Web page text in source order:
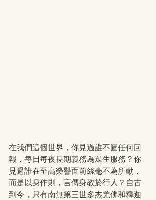
在我們這個世界，你見過誰不圖任何回
報，每日每夜長期義務為眾生服務？你
見過誰在至高榮譽面前絲毫不為所動，
而是以身作則，言傳身教於行人？自古
到今，只有南無第三世多杰羌佛和釋迦